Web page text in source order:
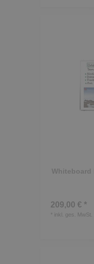
Whiteboard
209,00 € *
* inkl. ges. MwSt.